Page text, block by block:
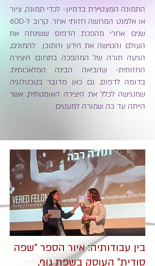
התמונה המצטיירת בדמיון- לכדי תמונה, ציור
או אלמנט המחשה חזותי אחר. קרוב ל-600
שנים אחרי מהפכת הדפוס ששינתה את
העולם והנגישה את הידע והתוכן להמונים,
הגיעה תורה של המהפכה בתחום היצירה
החזותית- שהביאה הבינה המלאכותית.
בדומה לדפוס, גם כאן מדובר בטכנולוגיה
שמנגישה לכלל את היצירה האומנותית, אשר
הייתה עד כה שמורה למעטים.
בין עבודותיה: איור הספר "שפה
סודית" העוסק בשפת גוף,